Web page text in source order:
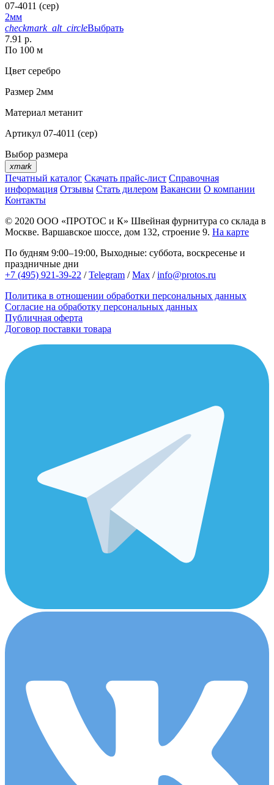
07-4011 (сер)
2мм
checkmark_alt_circleВыбрать
7.91 р.
По 100 м
Цвет серебро
Размер 2мм
Материал метанит
Артикул 07-4011 (сер)
Выбор размера
xmark
Печатный каталог Скачать прайс-лист Справочная
информация Отзывы Стать дилером Вакансии О компании
Контакты
© 2020 ООО «ПРОТОС и К» Швейная фурнитура со склада в
Москве. Варшавское шоссе, дом 132, строение 9. На карте
По будням 9:00–19:00, Выходные: суббота, воскресенье и
праздничные дни
+7 (495) 921-39-22 /Telegram /Max /info@protos.ru
Политика в отношении обработки персональных данных
Согласие на обработку персональных данных
Публичная оферта
Договор поставки товара